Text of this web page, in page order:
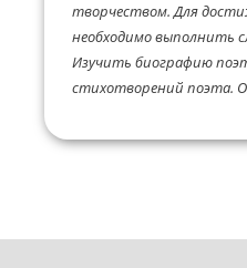
творчеством. Для
необходимо выполнить
Изучить биографию
стихотворений поэта.